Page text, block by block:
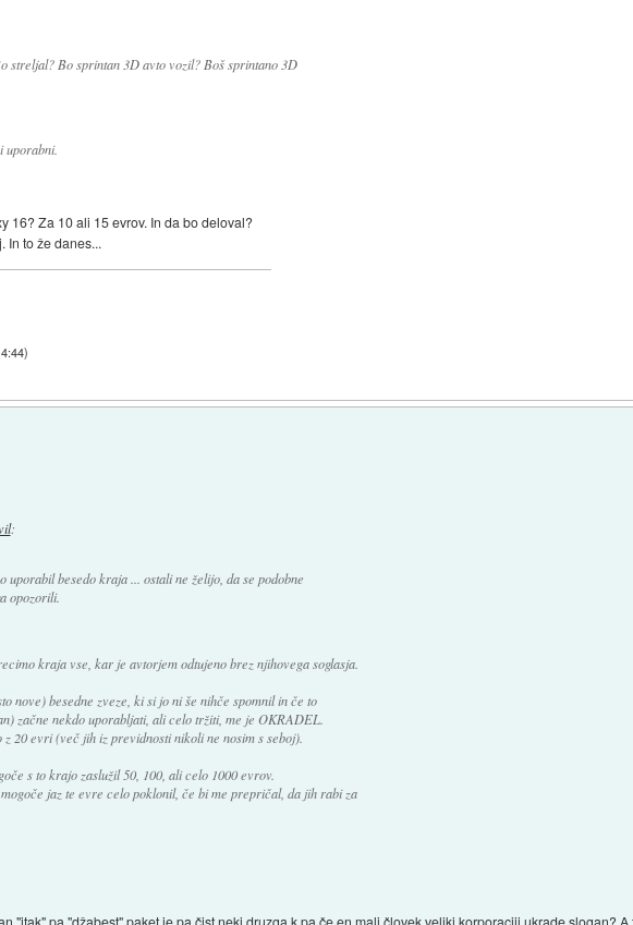
streljal? Bo sprintan 3D avto vozil? Boš sprintano 3D
uporabni.
16? Za 10 ali 15 evrov. In da bo deloval?
In to že danes...
)
:
besedo kraja ... ostali ne želijo, da se podobne
opozorili.
kraja vse, kar je avtorjem odtujeno brez njihovega soglasja.
nove) besedne zveze, ki si jo ni še nihče spomnil in če to
začne nekdo uporabljati, ali celo tržiti, me je OKRADEL.
20 evri (več jih iz previdnosti nikoli ne nosim s seboj).
s to krajo zaslužil 50, 100, ali celo 1000 evrov.
jaz te evre celo poklonil, če bi me prepričal, da jih rabi za